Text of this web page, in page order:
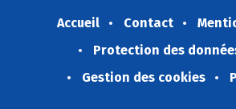
Accueil Contact
Protection des
Gestion des cookies